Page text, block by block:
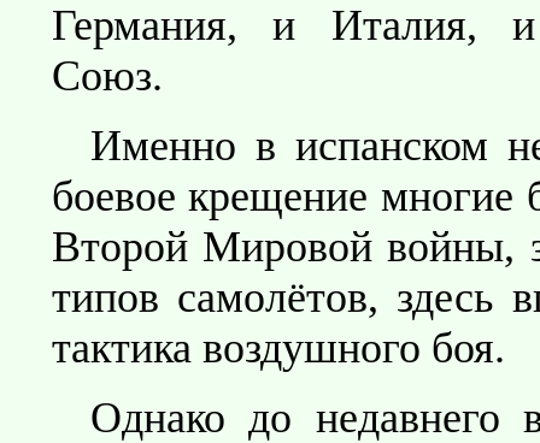
Германия, и Италия, и
Союз.
Именно в испанском
боевое крещение многие
Второй Мировой войны,
типов самолётов, здесь
тактика воздушного боя.
Однако до недавнего